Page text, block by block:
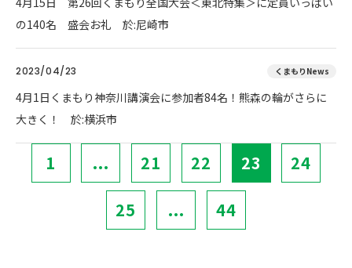
の140名 盛会お礼 於:尼崎市
2023/04/23 くまもりNews
4月1日くまもり神奈川講演会に参加者84名！熊森の輪がさらに
大きく！ 於:横浜市
1 ... 21 22 23 24
25 ... 44